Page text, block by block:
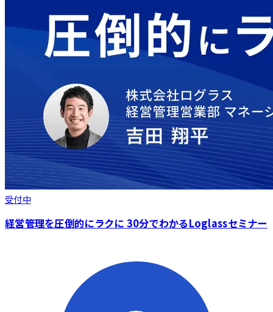
受付中
経営管理を圧倒的にラクに 30分でわかるLoglassセミナー